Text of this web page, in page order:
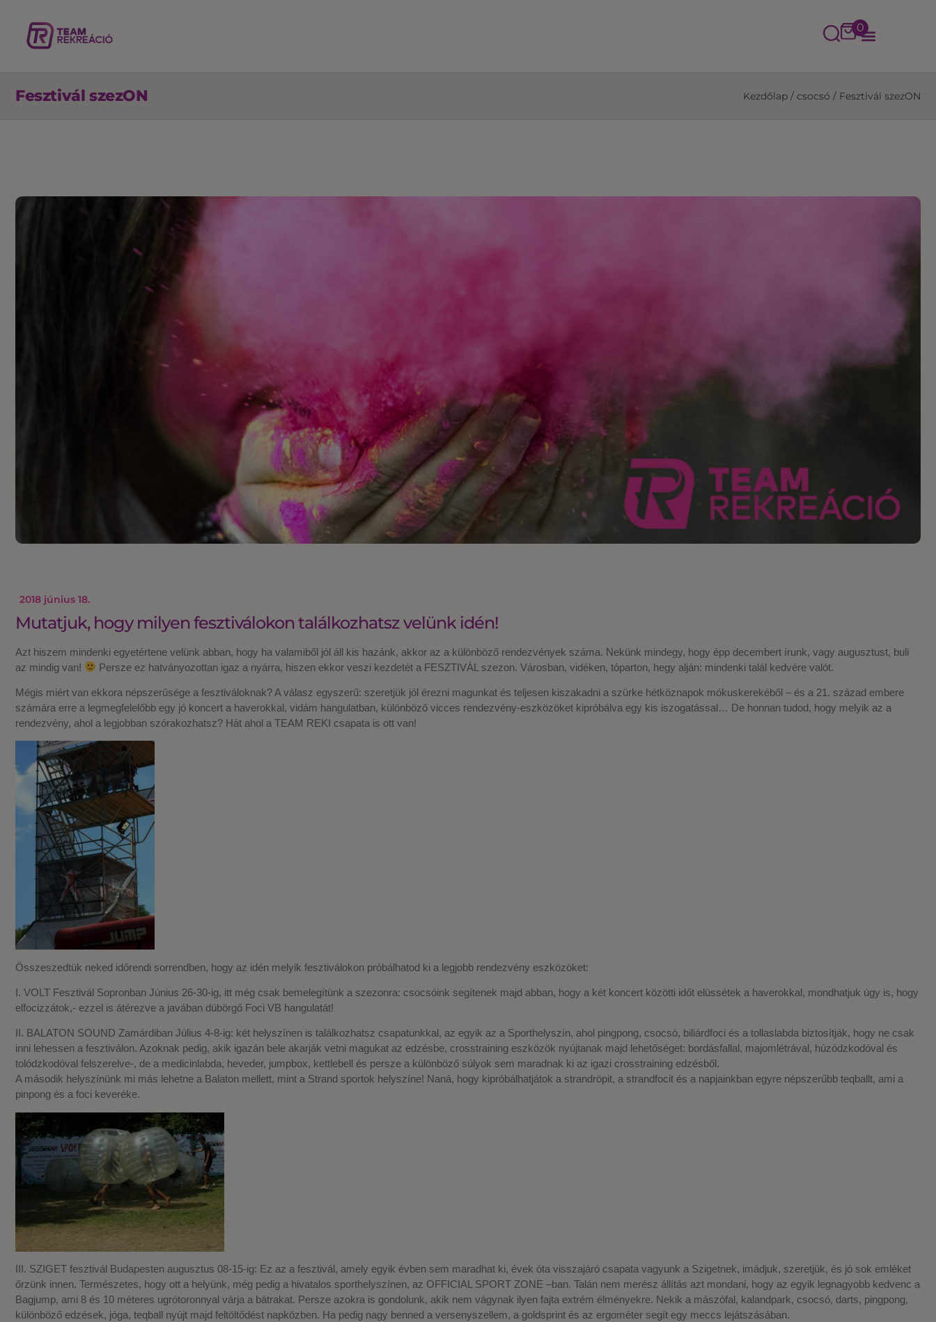
0
Fesztivál szezON Kezdőlap / csocsó / Fesztivál szezON
2018 június 18.
Mutatjuk, hogy milyen fesztiválokon találkozhatsz velünk idén!
Azt hiszem mindenki egyetértene velünk abban, hogy ha valamiből jól áll kis hazánk, akkor az a különböző rendezvények száma. Nekünk mindegy, hogy épp decembert írunk, vagy augusztust, buli
az mindig van!
Persze ez hatványozottan igaz a nyárra, hiszen ekkor veszi kezdetét a FESZTIVÁL szezon. Városban, vidéken, tóparton, hegy alján: mindenki talál kedvére valót.
Mégis miért van ekkora népszerűsége a fesztiváloknak? A válasz egyszerű: szeretjük jól érezni magunkat és teljesen kiszakadni a szürke hétköznapok mókuskerekéből – és a 21. század embere
számára erre a legmegfelelőbb egy jó koncert a haverokkal, vidám hangulatban, különböző vicces rendezvény-eszközöket kipróbálva egy kis iszogatással… De honnan tudod, hogy melyik az a
rendezvény, ahol a legjobban szórakozhatsz? Hát ahol a TEAM REKI csapata is ott van!
Összeszedtük neked időrendi sorrendben, hogy az idén melyik fesztiválokon próbálhatod ki a legjobb rendezvény eszközöket:
I. VOLT Fesztivál Sopronban Június 26-30-ig, itt még csak bemelegítünk a szezonra: csocsóink segítenek majd abban, hogy a két koncert közötti időt elüssétek a haverokkal, mondhatjuk úgy is, hogy
elfocizzátok,- ezzel is átérezve a javában dübörgő Foci VB hangulatát!
II. BALATON SOUND Zamárdiban Július 4-8-ig: két helyszínen is találkozhatsz csapatunkkal, az egyik az a Sporthelyszín, ahol pingpong, csocsó, biliárdfoci és a tollaslabda biztosítják, hogy ne csak
inni lehessen a fesztiválon. Azoknak pedig, akik igazán bele akarják vetni magukat az edzésbe, crosstraining eszközök nyújtanak majd lehetőséget: bordásfallal, majomlétrával, húzódzkodóval és
tolódzkodóval felszerelve-, de a medicinlabda, heveder, jumpbox, kettlebell és persze a különböző súlyok sem maradnak ki az igazi crosstraining edzésből.
A második helyszínünk mi más lehetne a Balaton mellett, mint a Strand sportok helyszíne! Naná, hogy kipróbálhatjátok a strandröpit, a strandfocit és a napjainkban egyre népszerűbb teqballt, ami a
pinpong és a foci keveréke.
III. SZIGET fesztivál Budapesten augusztus 08-15-ig: Ez az a fesztivál, amely egyik évben sem maradhat ki, évek óta visszajáró csapata vagyunk a Szigetnek, imádjuk, szeretjük, és jó sok emléket
őrzünk innen. Természetes, hogy ott a helyünk, még pedig a hivatalos sporthelyszínen, az OFFICIAL SPORT ZONE –ban. Talán nem merész állítás azt mondani, hogy az egyik legnagyobb kedvenc a
Bagjump, ami 8 és 10 méteres ugrótoronnyal várja a bátrakat. Persze azokra is gondolunk, akik nem vágynak ilyen fajta extrém élményekre. Nekik a mászófal, kalandpark, csocsó, darts, pingpong,
különböző edzések, jóga, teqball nyújt majd feltöltődést napközben. Ha pedig nagy benned a versenyszellem, a goldsprint és az ergométer segít egy meccs lejátszásában.